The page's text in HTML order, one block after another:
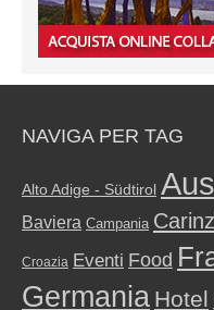
NAVIGA PER TAG
Alto Adige - Südtirol
Baviera Campania
Croazia Eventi Food
Germania Hotel